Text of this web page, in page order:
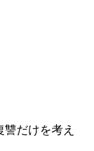
だけを考え